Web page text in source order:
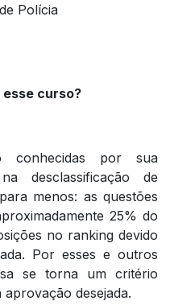
Polícia
curso?
por sua
desclassificação de
menos: as questões
25% do
no ranking devido
Por esses e outros
se torna um critério
desejada.